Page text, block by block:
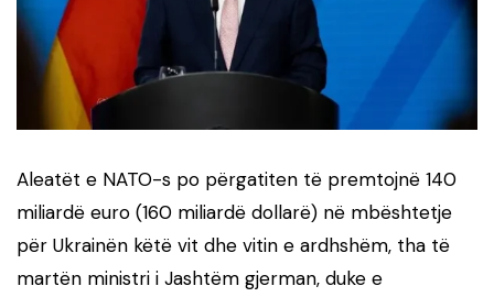
Aleatët e NATO-s po përgatiten të premtojnë 140
miliardë euro (160 miliardë dollarë) në mbështetje
për Ukrainën këtë vit dhe vitin e ardhshëm, tha të
martën ministri i Jashtëm gjerman, duke e